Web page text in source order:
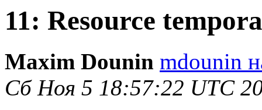
11: Resource
Maxim Dounin mdounin
Сб Ноя 5 18:57:22 UTC